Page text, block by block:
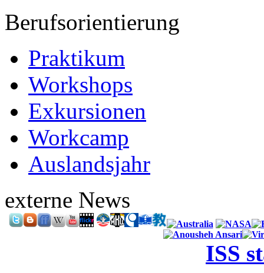
Berufsorientierung
Praktikum
Workshops
Exkursionen
Workcamp
Auslandsjahr
externe News
ISS